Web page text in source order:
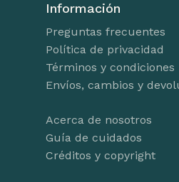
Información
Preguntas frecuentes
Política de privacidad
Términos y condiciones
Envíos, cambios y
Acerca de nosotros
Guía de cuidados
Créditos y copyright